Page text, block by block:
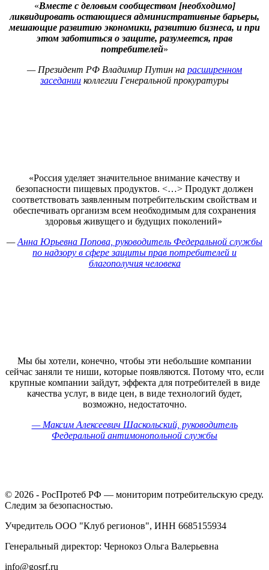
«Вместе с деловым сообществом [необходимо]
ликвидировать остающиеся административные барьеры,
мешающие развитию экономики, развитию бизнеса, и при
этом заботиться о защите, разумеется, прав
потребителей»
— Президент РФ Владимир Путин на расширенном
заседании коллегии Генеральной прокуратуры
«Россия уделяет значительное внимание качеству и
безопасности пищевых продуктов. <…> Продукт должен
соответствовать заявленным потребительским свойствам и
обеспечивать организм всем необходимым для сохранения
здоровья живущего и будущих поколений»
—Анна Юрьевна Попова, руководитель Федеральной службы
по надзору в сфере защиты прав потребителей и
благополучия человека
Мы бы хотели, конечно, чтобы эти небольшие компании
сейчас заняли те ниши, которые появляются. Потому что, если
крупные компании зайдут, эффекта для потребителей в виде
качества услуг, в виде цен, в виде технологий будет,
возможно, недостаточно.
— Максим Алексеевич Шаскольский, руководитель
Федеральной антимонопольной службы
© 2026 - РосПротеб РФ — мониторим потребительскую среду.
Следим за безопасностью.
Учредитель ООО "Клуб регионов", ИНН 6685155934
Генеральный директор: Чернокоз Ольга Валерьевна
info@gosrf.ru